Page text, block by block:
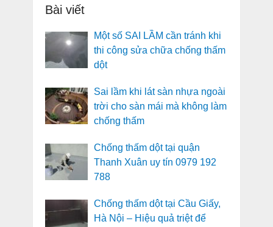
Bài viết
Một số SAI LẦM cần tránh khi
thi công sửa chữa chống thấm
dột
Sai lầm khi lát sàn nhựa ngoài
trời cho sàn mái mà không làm
chống thấm
Chống thấm dột tại quận
Thanh Xuân uy tín 0979 192
788
Chống thấm dột tại Cầu Giấy,
Hà Nội – Hiệu quả triệt để